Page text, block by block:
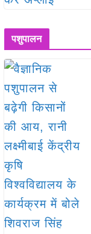
पशुपालन